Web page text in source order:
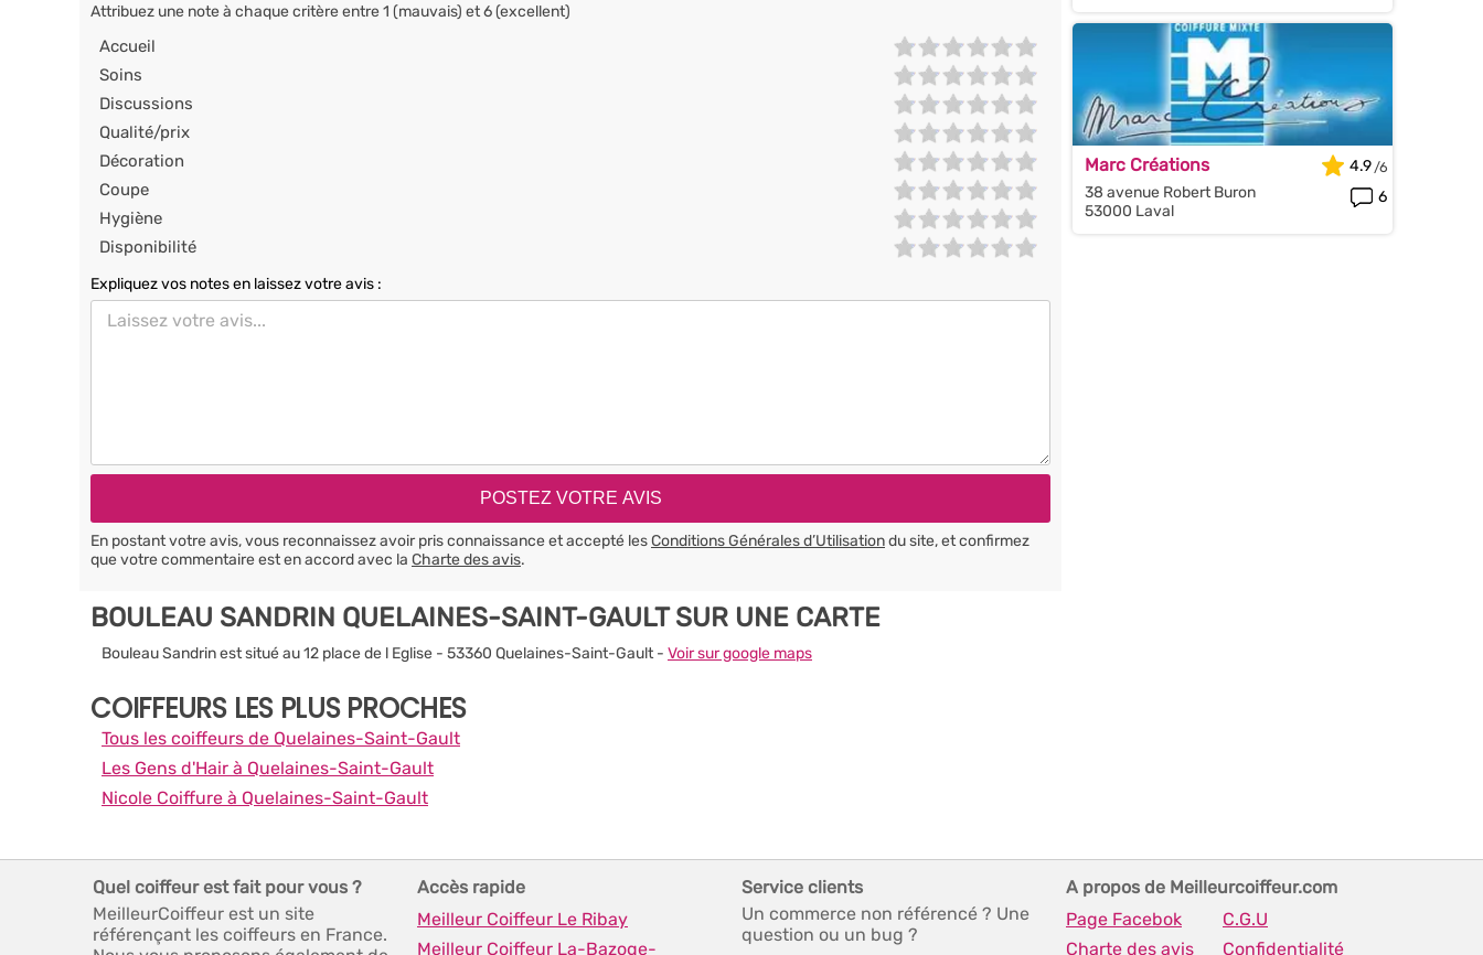
Attribuez une note à chaque critère entre 1 (mauvais) et 6 (excellent)
Accueil
Soins
Discussions
Qualité/prix
Décoration
Coupe
Hygiène
Disponibilité
Expliquez vos notes en laissez votre avis :
En postant votre avis, vous reconnaissez avoir pris connaissance et accepté lesConditions Générales d’Utilisationdu site, et confirmez
que votre commentaire est en accord avec la Charte des avis.
BOULEAU SANDRIN QUELAINES-SAINT-GAULT SUR UNE CARTE
Bouleau Sandrin est situé au 12 place de l Eglise - 53360 Quelaines-Saint-Gault - Voir sur google maps
COIFFEURS LES PLUS PROCHES
Tous les coiffeurs de Quelaines-Saint-Gault
Les Gens d'Hair à Quelaines-Saint-Gault
Nicole Coiffure à Quelaines-Saint-Gault
Marc Créations
38 avenue Robert Buron
53000 Laval
4.9
6
Quel coiffeur est fait pour vous ?
MeilleurCoiffeur est un site
référençant les coiffeurs en France.
Accès rapide
Meilleur Coiffeur Le Ribay
Meilleur Coiffeur La-Bazoge-
Service clients
Un commerce non référencé ? Une
question ou un bug ?
A propos de Meilleurcoiffeur.com
Page Facebok
C.G.U
Charte des avis
Confidentialité